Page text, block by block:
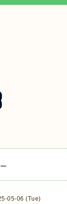
05-06 (Tue)